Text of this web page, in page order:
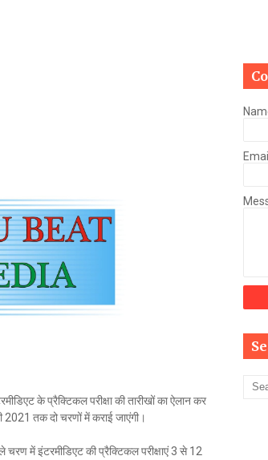
देखते हुए एक से आठ तक के विद्यालय 31 दिसंबर तक बंद
चुनाव पर हाई कोर्ट का बड़ा फैसला, OBC आरक्षण
अब रात 11.00 बजे के बाद नहीं चलेंगी रोडवेज बसें
- Dec 21 2022
को जिला प्रशासन ने किया सील
-Dec 19 2022
मुख्तार अंसारी के सहयोगी रफीक पर बड़ी कार्रवाई,
-Dec 14 2022
टापर्स को किया गया सम्मानित
ने गुंडा एक्ट के तहत 10 लोगों को किया जिला बदर
निवासी गौरव वर्मा बने आइएएस
- Dec 06 2022
भंग,राम बारात कल
- Nov 28 2022
के प्रैक्टिकल परीक्षा की तारीखों का ऐलान कर
2021 तक दो चरणों में कराई जाएंगी।
चरण में इंटरमीडिएट की प्रैक्टिकल परीक्षाएं 3 से 12
Email